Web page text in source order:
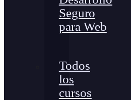
Seguro
para Web
Todos
los
cursos